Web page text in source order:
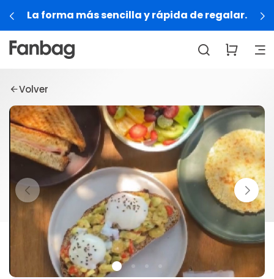
La forma más sencilla y rápida de regalar.
Volver